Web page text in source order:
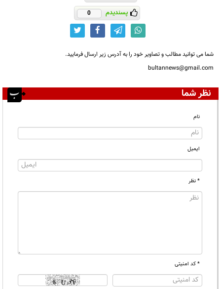
پسندیدم 0
شما می توانید مطالب و تصاویر خود را به آدرس زیر ارسال فرمایید.
bultannews@gmail.com
نظر شما
نام
ایمیل
* نظر
* کد امنیتی